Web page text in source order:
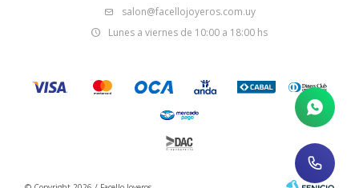
salon@facellojoyeros.com.uy
Lunes a viernes de 10:00 a 18:00 hs